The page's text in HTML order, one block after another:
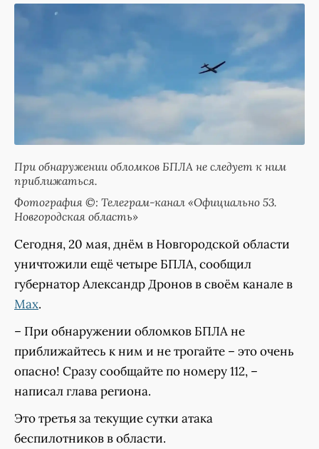
При обнаружении обломков БПЛА не следует к ним
приближаться.
Фотография ©: Телеграм-канал «Официально 53.
Новгородская область»
Сегодня, 20 мая, днём в Новгородской области
уничтожили ещё четыре БПЛА, сообщил
губернатор Александр Дронов в своём канале в
Max.
– При обнаружении обломков БПЛА не
приближайтесь к ним и не трогайте – это очень
опасно! Сразу сообщайте по номеру 112, –
написал глава региона.
Это третья за текущие сутки атака
беспилотников в области.